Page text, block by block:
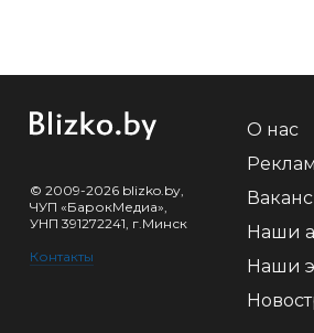
© 2009-2026 blizko.by,
ЧУП «БарокМедиа»,
УНП 391272241, г.Минск
Контакты
О нас
Наши
Наши